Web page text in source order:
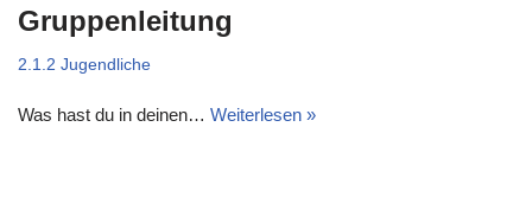
Gruppenleitung
2.1.2 Jugendliche
Was hast du in deinen… Weiterlesen »